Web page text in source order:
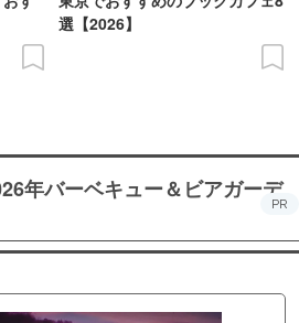
選【2026】
年バーベキュー＆ビアガーデ
PR